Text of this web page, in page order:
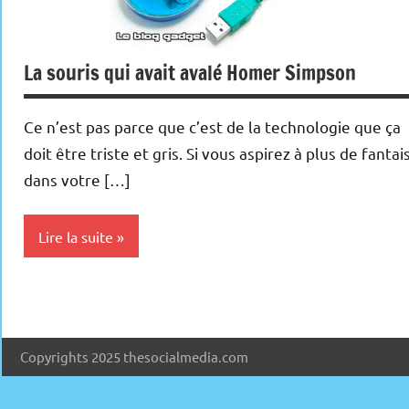
La souris qui avait avalé Homer Simpson
Ce n’est pas parce que c’est de la technologie que ça
doit être triste et gris. Si vous aspirez à plus de
dans votre […]
Lire la suite
Copyrights 2025 thesocialmedia.com